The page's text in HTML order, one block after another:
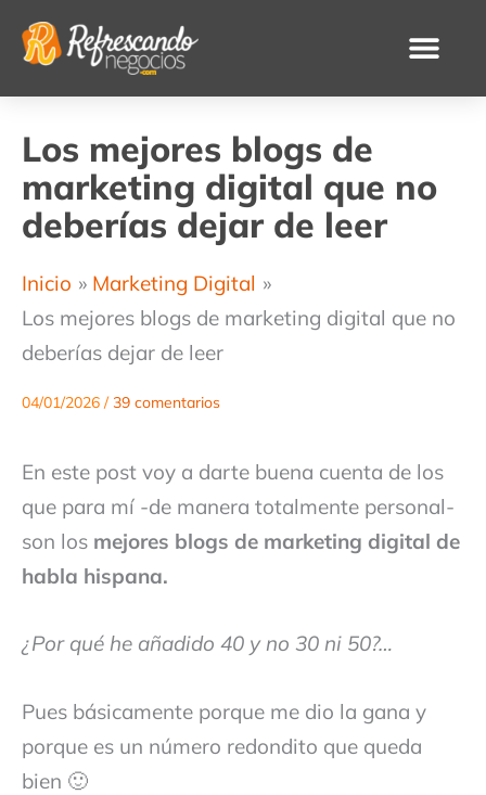
Los mejores blogs de
marketing digital que no
deberías dejar de leer
Inicio
Marketing Digital
Los mejores blogs de marketing digital que no
deberías dejar de leer
04/01/2026 /39 comentarios
En este post voy a darte buena cuenta de los
que para mí -de manera totalmente personal-
son los mejores blogs de marketing digital de
habla hispana.
¿Por qué he añadido 40 y no 30 ni 50?…
Pues básicamente porque me dio la gana y
porque es un número redondito que queda
bien 🙂